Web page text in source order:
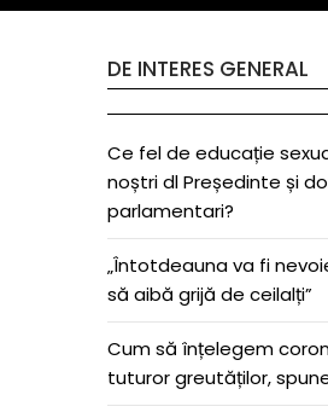
DE INTERES GENERAL
Ce fel de educație
noștri dl Președinte și
parlamentari?
„Întotdeauna va fi
să aibă grijă de ceilalți”
Cum să înțelegem
tuturor greutăților,